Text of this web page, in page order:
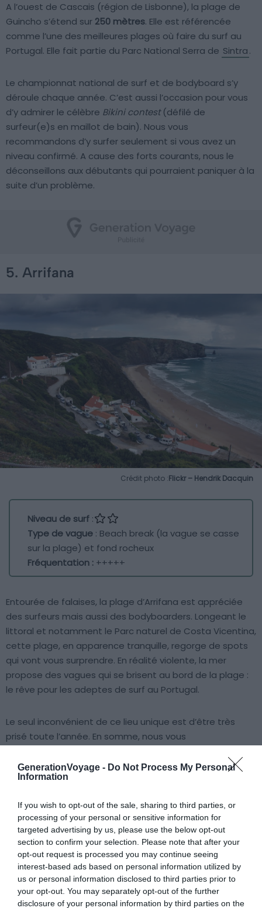
GenerationVoyage - Do Not Process My Personal
Information
If you wish to opt-out of the sale, sharing to third parties, or
processing of your personal or sensitive information for
targeted advertising by us, please use the below opt-out
section to confirm your selection. Please note that after your
opt-out request is processed you may continue seeing
interest-based ads based on personal information utilized by
us or personal information disclosed to third parties prior to
your opt-out. You may separately opt-out of the further
disclosure of your personal information by third parties on the
A l’ouest de Cascais (région de Lisbonne), la plage de
Guincho s’étend sur 250 mètres. Elle est référencée
comme l’une des meilleures plages où faire du surf au
Portugal. Elle fait partie du Parc National Serra de Sintra.
Le championnat national de surf et de bodyboard s’y
déroule chaque année. C’est aussi l’occasion pour vous
d’y admirer le célèbre Bikini contest(défilé de
surfeur(e)s en maillot de bain). Nous vous
recommandons d’y surfer seulement si vous avez un
niveau confirmé. A cause des forts courants, nous le
déconseillons aux débutants qui pourraient paniquer à la
suite d’un problème.
5. Arrifana
Crédit photo :Flickr – Hendrik Dacquin
Niveau de surf :
Type de vague : Beach break (la vague se casse
sur la plage) et fond rocheux
Fréquentation : +++++
Entourée de falaises, la plage d’Arrifana est appréciée
des surfeurs mais aussi des bodyboarders. Longeant le
littoral et notamment le Parc naturel de Costa Vicentina,
cette plage, en apparence tranquille, regorge de spots
qui vont vous surprendre. En réalité violente, la mer
propose des vagues qui se brisent au bord de la plage :
le rêve pour les adeptes de surf au Portugal.
Le seul inconvénient de ce lieu unique est d’être très
prisé toute l’année. En somme, nous vous
l’admirer puis de passer votre chemin à la recherche de
criques plus isolées.
6. Praia de Carcavelos